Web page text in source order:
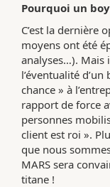
Pourquoi un
C’est la dernière
moyens ont été
analyses…). Mais
l’éventualité
chance » à
rapport de force
personnes
client est roi ».
que nous
MARS sera
titane !